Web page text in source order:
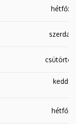
hétfő:
szerda:
kedd:
hétfő: